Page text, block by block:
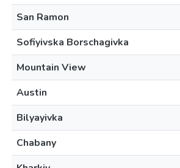
San Ramon
Sofiyivska Borschagivka
Mountain View
Austin
Bilyayivka
Chabany